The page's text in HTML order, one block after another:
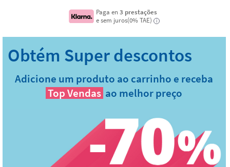
Paga en3 prestações
e sem juros(0% TAE)
i
Adicione um produto ao carrinho e receba
Top Vendas ao melhor preço